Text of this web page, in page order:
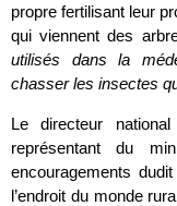
propre fertilisant leur
qui viennent des
utilisés dans la
chasser les insectes
Le directeur national
représentant du
encouragements
l’endroit du monde